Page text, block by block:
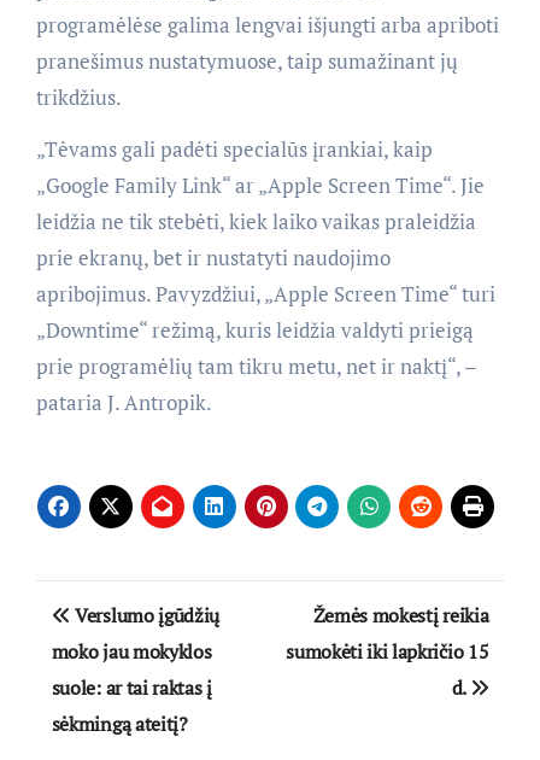
programėlėse galima lengvai išjungti arba apriboti
pranešimus nustatymuose, taip sumažinant jų
trikdžius.
„Tėvams gali padėti specialūs įrankiai, kaip
„Google Family Link“ ar „Apple Screen Time“. Jie
leidžia ne tik stebėti, kiek laiko vaikas praleidžia
prie ekranų, bet ir nustatyti naudojimo
apribojimus. Pavyzdžiui, „Apple Screen Time“ turi
„Downtime“ režimą, kuris leidžia valdyti prieigą
prie programėlių tam tikru metu, net ir naktį“, –
pataria J. Antropik.
Navigacija
tarp
įrašų
Verslumo įgūdžių
moko jau mokyklos
suole: ar tai raktas į
sėkmingą ateitį?
Žemės mokestį reikia
sumokėti iki lapkričio 15
d.